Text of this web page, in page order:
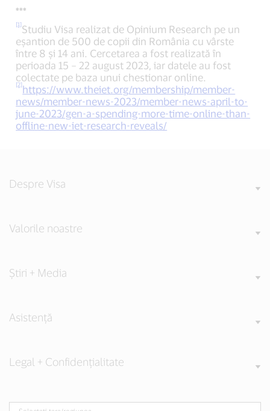
***
[1]Studiu Visa realizat de Opinium Research pe un
eșantion de 500 de copii din România cu vârste
între 8 și 14 ani. Cercetarea a fost realizată în
perioada 15 – 22 august 2023, iar datele au fost
colectate pe baza unui chestionar online.
[2]https://www.theiet.org/membership/member-
news/member-news-2023/member-news-april-to-
june-2023/gen-a-spending-more-time-online-than-
offline-new-iet-research-reveals/
Despre Visa
Valorile noastre
Știri + Media
Asistență
Legal + Confidențialitate